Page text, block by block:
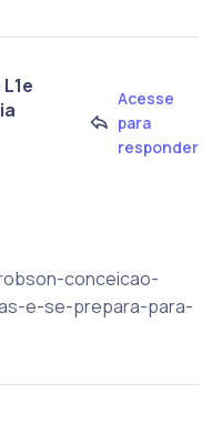
Acesse
para
responder
conceicao-
e-se-prepara-para-